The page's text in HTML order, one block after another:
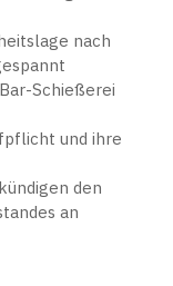
nach
Schießerei
und ihre
den
an